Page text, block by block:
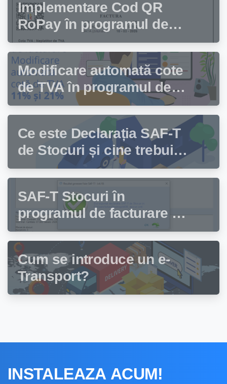
Implementare Cod QR
RoPay în programul de
facturare Facturis
Modificare automată cote
de TVA în programul de
facturare Facturis
Ce este Declarația SAF-T
de Stocuri și cine trebuie
să depună această
declarație?
SAF-T Stocuri în
programul de facturare și
gestiune stocuri Facturis
Cum se introduce un e-
Transport?
INSTALEAZA ACUM!